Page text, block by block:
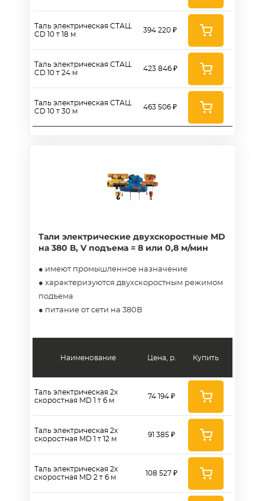
Таль электрическая СТАЦ.
CD 10 т 18 м
Таль электрическая СТАЦ.
CD 10 т 24 м
Таль электрическая СТАЦ.
CD 10 т 30 м
394 220 ₽
423 846 ₽
463 506 ₽
Тали электрические двухскоростные MD
на 380 В, V подъема = 8 или 0,8 м/мин
● имеют промышленное назначение
● характеризуются двухскоростным режимом
подъема
● питание от сети на 380В
Наименование
Таль электрическая 2х
скоростная MD 1 т 6 м
Таль электрическая 2х
скоростная MD 1 т 12 м
Таль электрическая 2х
скоростная MD 2 т 6 м
Цена, р.
74 194 ₽
91 385 ₽
108 527 ₽
Купить